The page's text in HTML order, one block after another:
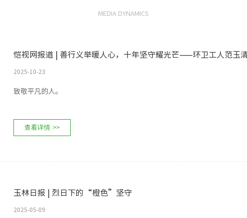
MEDIA DYNAMICS
恺视网报道 | 善行义举暖人心，十年坚守耀光芒——环卫工人范玉
2025-10-23
致敬平凡的人。
查看详情 >>
玉林日报 | 烈日下的“橙色”坚守
2025-05-09